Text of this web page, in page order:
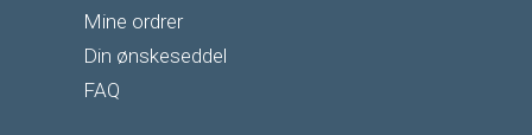
Mine ordrer
Din ønskeseddel
FAQ